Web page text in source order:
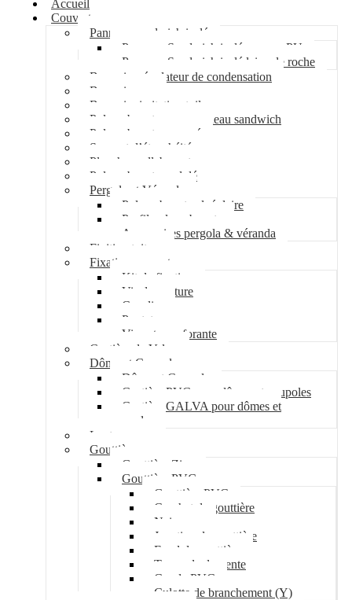
Accueil
Couverture
Panneau sandwich isolé
Panneau Sandwich isolé mousse PU
Panneau Sandwich isolé laine de roche
Bac acier régulateur de condensation
Bac acier sec
Bac acier imitation tuile
Polycarbonate pour panneau sandwich
Polycarbonate nervuré
Support d’étanchéité
Plancher collaborant
Polycarbonate ondulé
Pergola et Véranda
Polycarbonate alvéolaire
Profil polycarbonate
Accessoires pergola & véranda
Finition toiture
Fixation couverture
Kit de fixation
Vis de couture
Cavalier
Pontet
Vis auto-perforante
Costière de Velux
Dôme et Coupole
Dôme et Coupole
Costière PVC pour dômes et coupoles
Costière GALVA pour dômes et
coupoles
Lanterneau
Gouttière
Gouttière Zinc
Gouttière PVC
Gouttière PVC
Crochet de gouttière
Naissance
Jonction de gouttière
Fond de gouttière
Tuyau de descente
Coude PVC
Culotte de branchement (Y)